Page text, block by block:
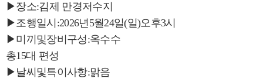
▶장소:김제 만경저수지
▶조행일시:2026년5월24일(일)오후3시
▶미끼및장비구성:옥수수
총15대 편성
▶날씨및특이사항:맑음